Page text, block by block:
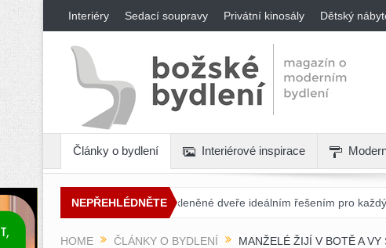
Interiéry Sedací soupravy Privátní kinosály Dětský
Články o bydlení Interiérové inspirace
NEPŘEHLÉDNĚTE
jsou posuvné skleněné dveře ideálním řešením pro každý interiér?
HOME ČLÁNKY O BYDLENÍ MANŽELÉ ŽIJÍ V BOTĚ A